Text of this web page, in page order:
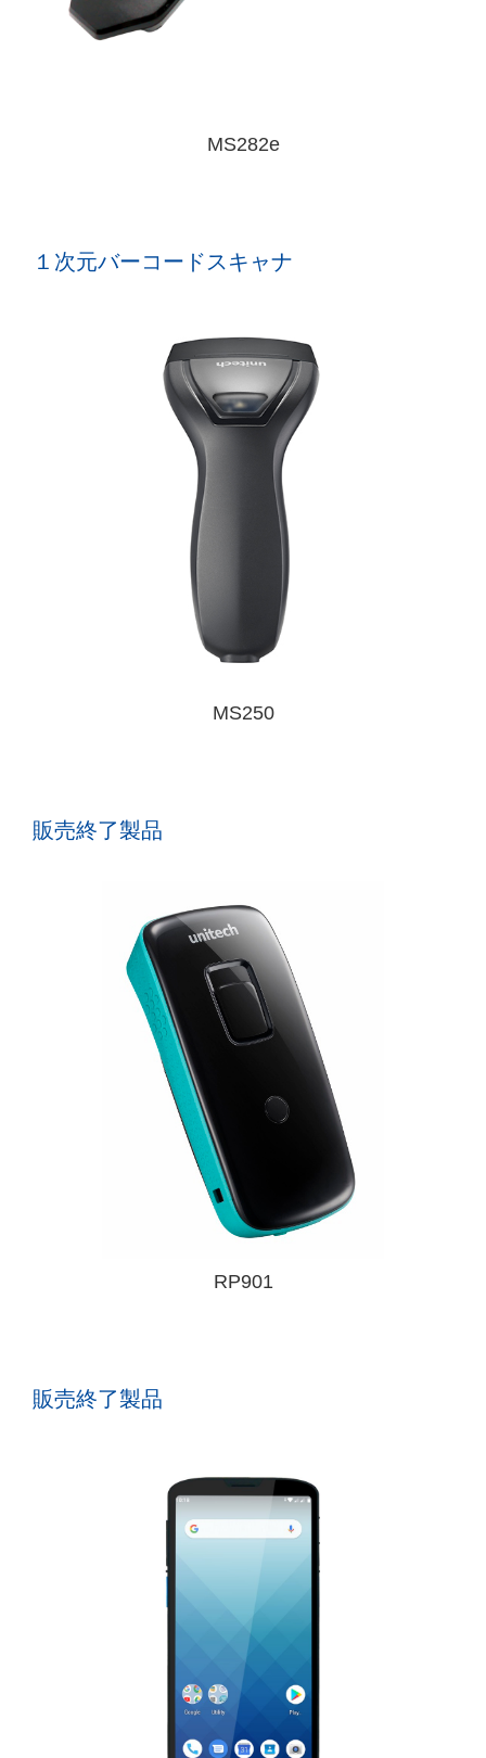
MS282e
１次元バーコードスキャナ
MS250
販売終了製品
RP901
販売終了製品